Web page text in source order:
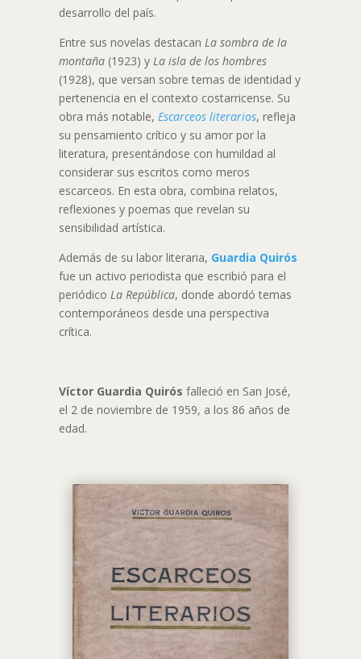
desarrollo del país.
Entre sus novelas destacan La sombra de la
montaña(1923) y La isla de los hombres
(1928), que versan sobre temas de identidad y
pertenencia en el contexto costarricense. Su
obra más notable, Escarceos literarios, refleja
su pensamiento crítico y su amor por la
literatura, presentándose con humildad al
considerar sus escritos como meros
escarceos. En esta obra, combina relatos,
reflexiones y poemas que revelan su
sensibilidad artística.
Además de su labor literaria, Guardia Quirós
fue un activo periodista que escribió para el
periódico La República, donde abordó temas
contemporáneos desde una perspectiva
crítica.
Víctor Guardia Quirós falleció en San José,
el 2 de noviembre de 1959, a los 86 años de
edad.